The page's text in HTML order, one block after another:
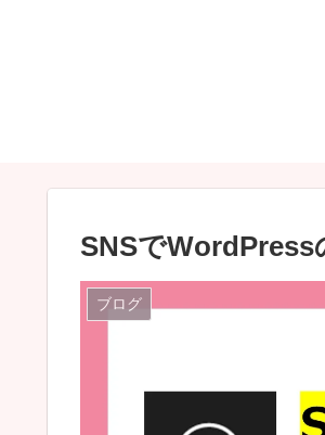
SNSでWordPress
ブログ